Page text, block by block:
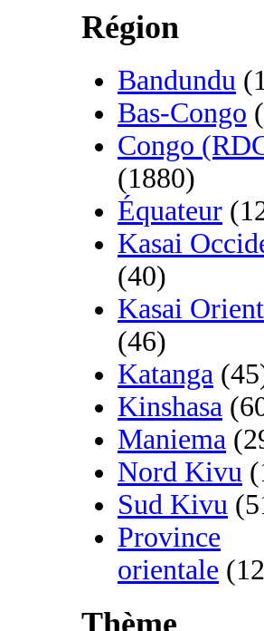
Région
Bandundu
Bas-Congo
Congo
(1880)
Équateur
Kasai
(40)
Kasai
(46)
Katanga
Kinshasa
Maniema
Nord Kivu
Sud Kivu
Province
orientale